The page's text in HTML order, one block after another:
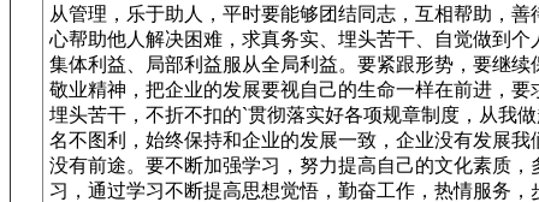
从管理，乐于助人，平时要能够团结同志，互相帮助，善
心帮助他人解决困难，求真务实、埋头苦干、自觉做到个
集体利益、局部利益服从全局利益。要紧跟形势，要继续
敬业精神，把企业的发展要视自己的生命一样在前进，要
埋头苦干，不折不扣的`贯彻落实好各项规章制度，从我
名不图利，始终保持和企业的发展一致，企业没有发展我
没有前途。要不断加强学习，努力提高自己的文化素质，
习，通过学习不断提高思想觉悟，勤奋工作，热情服务，